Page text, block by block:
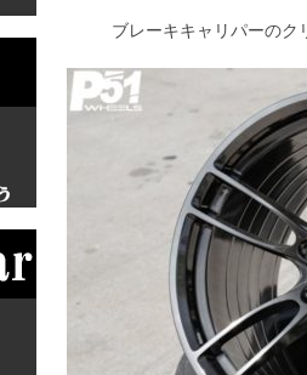
ブレーキキャリパーのク